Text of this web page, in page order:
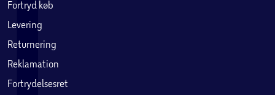
Fortryd køb
Levering
Returnering
Reklamation
Fortrydelsesret